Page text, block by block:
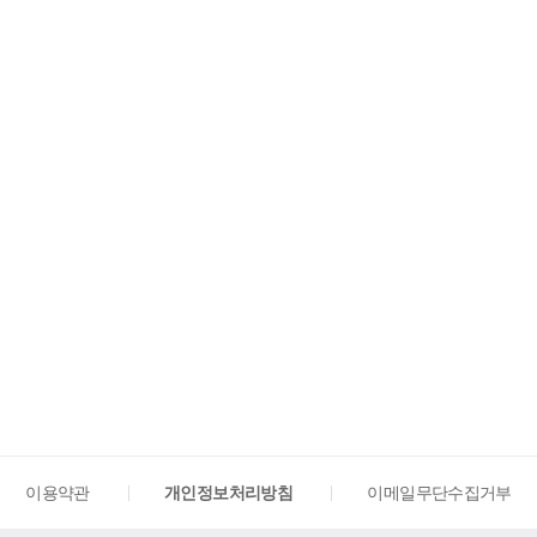
이용약관 개인정보처리방침 이메일무단수집거부